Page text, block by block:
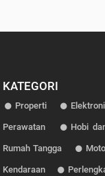
KATEGORI
Properti
Perawatan Hobi
Rumah Tangga
Kendaraan